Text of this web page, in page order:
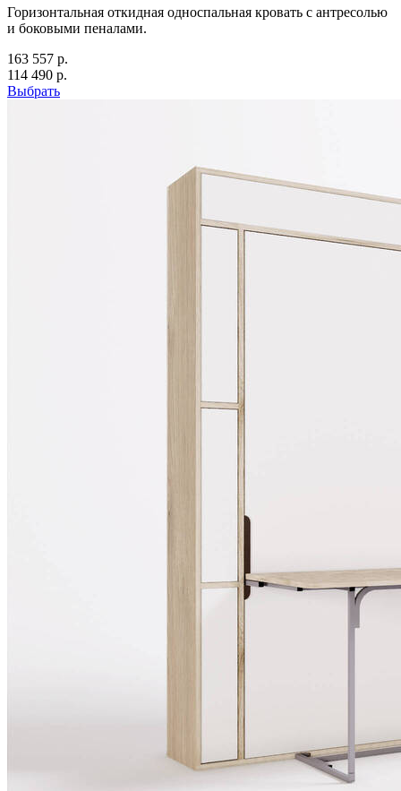
Горизонтальная откидная односпальная кровать с антресолью
и боковыми пеналами.
163 557 р.
114 490 р.
Выбрать